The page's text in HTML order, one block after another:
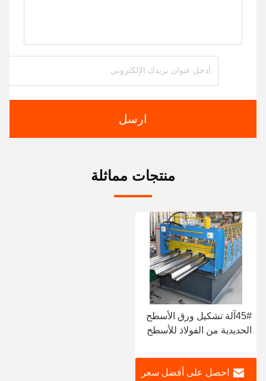
ارسل
منتجات مماثلة
45#آلة تشكيل ورق الأسطح
الحديدية من الفولاذ للأسطح
المختلفة
احصل على أفضل سعر